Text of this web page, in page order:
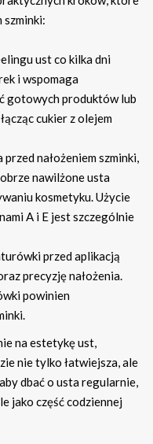
szminki:
ust co kilka dni
i wspomaga
gotowych produktów lub
cukier z olejem
nałożeniem szminki,
nawilżone usta
kosmetyku. Użycie
A i E jest szczególnie
przed aplikacją
precyzję nałożenia.
powinien
na estetykę ust,
nie tylko łatwiejsza, ale
dbać o usta regularnie,
jako część codziennej